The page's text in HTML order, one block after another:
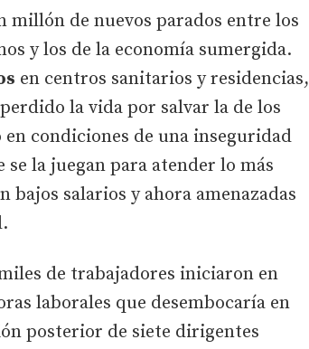
millón de nuevos parados entre los
y los de la economía sumergida.
en centros sanitarios y residencias,
la vida por salvar la de los
condiciones de una inseguridad
se la juegan para atender lo más
salarios y ahora amenazadas
de trabajadores iniciaron en
laborales que desembocaría en
posterior de siete dirigentes